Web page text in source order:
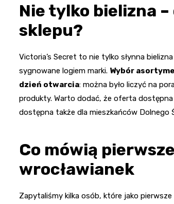
Nie tylko bielizna
sklepu?
Victoria’s Secret to nie tylko słynna
sygnowane logiem marki. Wybór
dzień otwarcia: można było liczyć na
produkty. Warto dodać, że oferta
dostępna także dla mieszkańców Dolnego
Co mówią
wrocławianek
Zapytaliśmy kilka osób, które jako pierwsze